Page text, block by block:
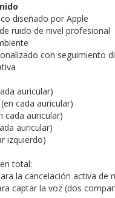
diseñado por Apple
ruido de nivel profesional
con seguimiento
auricular)
cada auricular)
cada auricular)
auricular)
izquierdo)
total:
la cancelación activa de
captar la voz (dos